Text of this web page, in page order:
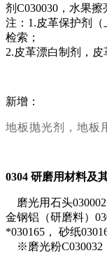
剂C030030，水果擦
注： 1.皮革保护剂
检索；
2.皮革漂白制剂，皮
新增：
地板抛光剂，地板
0304 研磨用材料及
磨光用石头030002
金钢铝（研磨料）
*030165， 砂纸
※磨光粉C030032